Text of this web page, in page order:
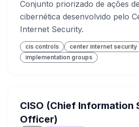
Conjunto priorizado de ações
cibernética desenvolvido pelo
Internet Security.
cis controls center internet security
implementation groups
CISO (Chief Information
Officer)